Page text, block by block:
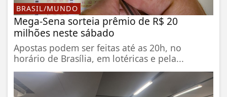
BRASIL/MUNDO
Mega-Sena sorteia prêmio de R$ 20
milhões neste sábado
Apostas podem ser feitas até as 20h, no
horário de Brasília, em lotéricas e pela...